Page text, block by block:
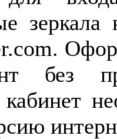
без
кабинет